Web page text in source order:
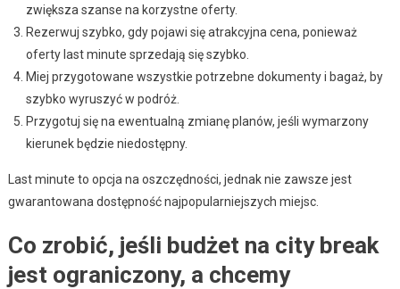
zwiększa szanse na korzystne oferty.
Rezerwuj szybko, gdy pojawi się atrakcyjna cena, ponieważ
oferty last minute sprzedają się szybko.
Miej przygotowane wszystkie potrzebne dokumenty i bagaż, by
szybko wyruszyć w podróż.
Przygotuj się na ewentualną zmianę planów, jeśli wymarzony
kierunek będzie niedostępny.
Last minute to opcja na oszczędności, jednak nie zawsze jest
gwarantowana dostępność najpopularniejszych miejsc.
Co zrobić, jeśli budżet na city break
jest ograniczony, a chcemy